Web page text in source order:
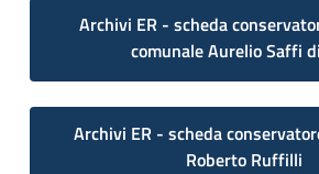
Archivi ER - scheda
comunale Aurelio Saffi
Archivi ER - scheda
Roberto Ruffilli